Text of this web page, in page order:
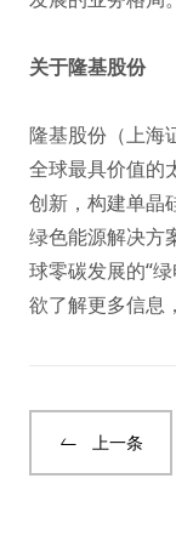
关于隆基股份
隆基股份（上海
全球最具价值的
创新，构建单晶
绿色能源解决方
球零碳发展的“
欲了解更多信息
上一条